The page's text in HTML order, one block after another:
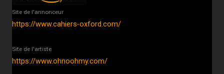
Site de l'annonceur
https://www.cahiers-oxford.com/
Site de l'artiste
https://www.ohnoohmy.com/